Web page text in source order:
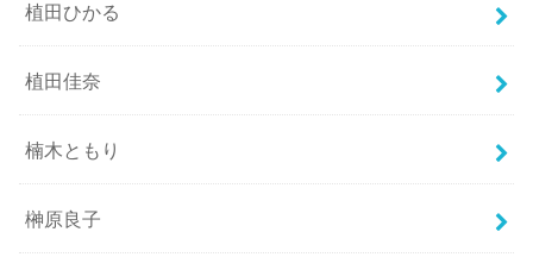
植田ひかる
植田佳奈
楠木ともり
榊原良子